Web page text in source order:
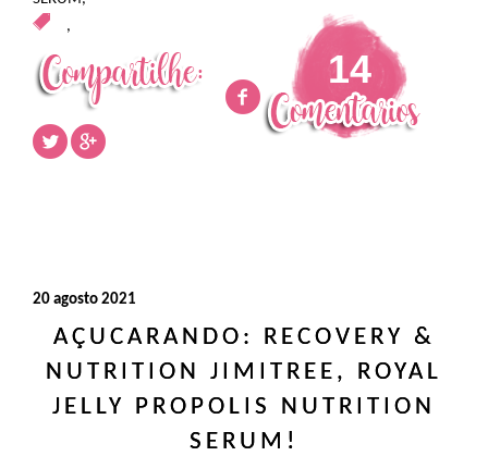
,
14
20 agosto 2021
AÇUCARANDO: RECOVERY &
NUTRITION JIMITREE, ROYAL
JELLY PROPOLIS NUTRITION
SERUM!